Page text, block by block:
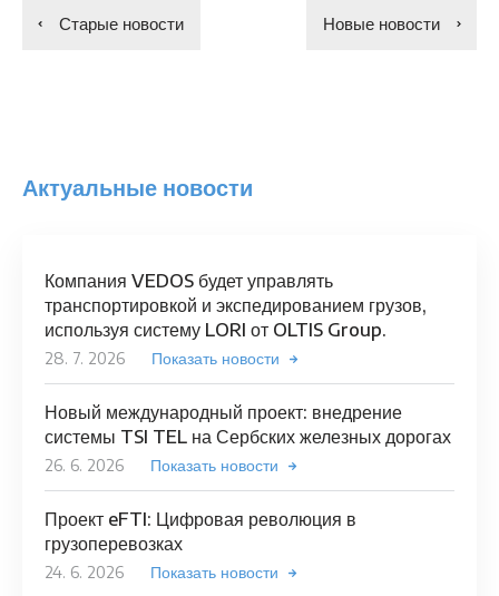
Старые новости Новые новости
Актуальные новости
Компания VEDOS будет управлять
транспортировкой и экспедированием грузов,
используя систему LORI от OLTIS Group.
28. 7. 2026 Показать новости
Новый международный проект: внедрение
системы TSI TEL на Сербских железных дорогах
26. 6. 2026 Показать новости
Проект eFTI: Цифровая революция в
грузоперевозках
24. 6. 2026 Показать новости